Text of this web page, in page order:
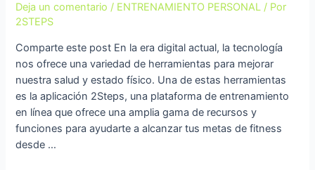
Deja un comentario / ENTRENAMIENTO PERSONAL / Por
2STEPS
Comparte este post En la era digital actual, la tecnología
nos ofrece una variedad de herramientas para mejorar
nuestra salud y estado físico. Una de estas herramientas
es la aplicación 2Steps, una plataforma de entrenamiento
en línea que ofrece una amplia gama de recursos y
funciones para ayudarte a alcanzar tus metas de fitness
desde …